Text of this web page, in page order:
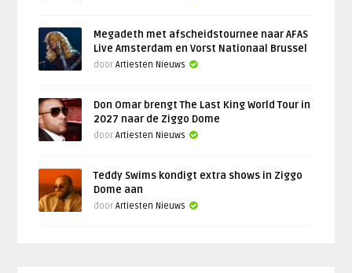
Megadeth met afscheidstournee naar AFAS
Live Amsterdam en Vorst Nationaal Brussel
doorArtiesten Nieuws
Don Omar brengt The Last King World Tour in
2027 naar de Ziggo Dome
doorArtiesten Nieuws
Teddy Swims kondigt extra shows in Ziggo
Dome aan
doorArtiesten Nieuws